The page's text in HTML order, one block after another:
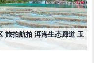
旅拍航拍 洱海生态廊道 玉